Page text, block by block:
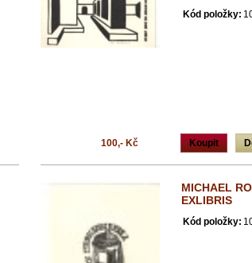
Kód položky:
Koupit
100,- Kč
MICHAEL
EXLIBRIS
Kód položky: